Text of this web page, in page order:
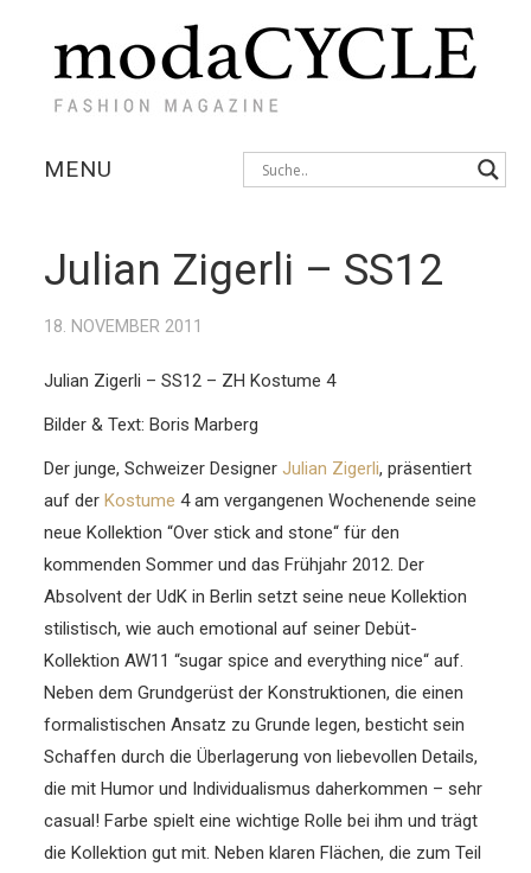
MENU
AUSSTELLUNGEN
Julian Zigerli – SS12
18. NOVEMBER 2011
Julian Zigerli – SS12 – ZH Kostume 4
Bilder & Text: Boris Marberg
Der junge, Schweizer DesignerJulian Zigerli, präsentiert
auf derKostume 4 am vergangenen Wochenende seine
neue Kollektion “Over stick and stone“ für den
kommenden Sommer und das Frühjahr 2012.Der
Absolvent der UdK in Berlin setzt seine neue Kollektion
stilistisch, wie auch emotional auf seiner Debüt-
Kollektion AW11 “sugar spice and everything nice“ auf.
Neben dem Grundgerüst der Konstruktionen, die einen
formalistischen Ansatz zu Grunde legen, besticht sein
Schaffen durch die Überlagerung von liebevollen Details,
die mit Humor und Individualismus daherkommen – sehr
casual! Farbe spielt eine wichtige Rolle bei ihm und trägt
die Kollektion gut mit. Neben klaren Flächen, die zum Teil